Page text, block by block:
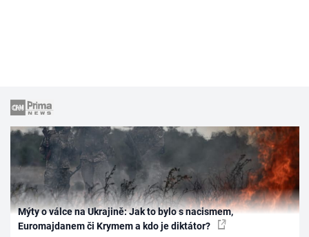
Mýty o válce na Ukrajině: Jak to bylo s nacismem,
Euromajdanem či Krymem a kdo je diktátor?